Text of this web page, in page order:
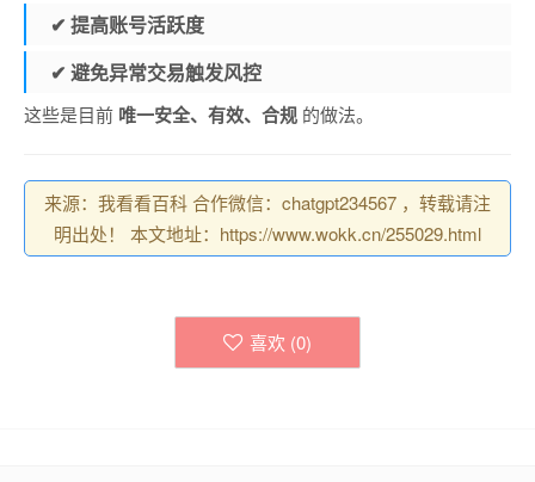
✔ 提高账号活跃度
✔ 避免异常交易触发风控
这些是目前 唯一安全、有效、合规 的做法。
来源：我看看百科 合作微信：chatgpt234567 ，转载请注
明出处！ 本文地址：https://www.wokk.cn/255029.html
喜欢 (0)